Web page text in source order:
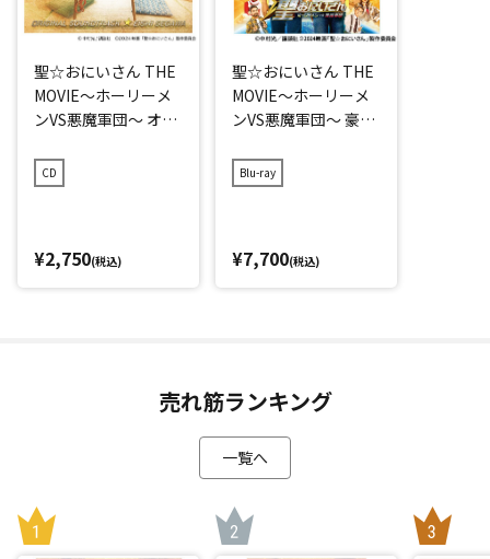
聖☆おにいさん THE
MOVIE～ホーリーメ
ンVS悪魔軍団～ オリ
ラック
CD
¥2,750(税込)
聖☆おにいさん THE
MOVIE～ホーリーメ
ンVS悪魔軍団～ 豪華
Blu-ray
¥7,700(税込)
売れ筋ランキング
一覧へ